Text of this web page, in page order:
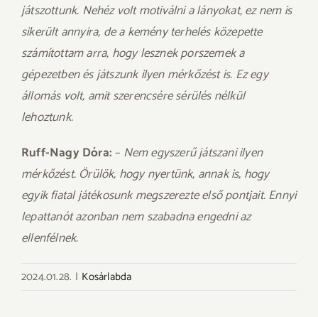
játszottunk. Nehéz volt motiválni a lányokat, ez nem is
sikerült annyira, de a kemény terhelés közepette
számítottam arra, hogy lesznek porszemek a
gépezetben és játszunk ilyen mérkőzést is. Ez egy
állomás volt, amit szerencsére sérülés nélkül
lehoztunk.
Ruff-Nagy Dóra:– Nem egyszerű játszani ilyen
mérkőzést. Örülök, hogy nyertünk, annak is, hogy
egyik fiatal játékosunk megszerezte első pontjait. Ennyi
lepattanót azonban nem szabadna engedni az
ellenfélnek.
2024.01.28. | Kosárlabda